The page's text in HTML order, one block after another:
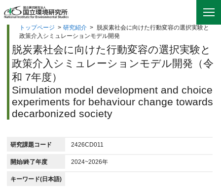
トップページ > 研究紹介 >
脱炭素社会に向けた行動変容の選択実験と
政策介入シミュレーションモデル開発
脱炭素社会に向けた行動変容の選択実験と
政策介入シミュレーションモデル開発（令
和 7年度）
Simulation model development and choice
experiments for behaviour change towards
decarbonized society
研究課題コード 2426CD011
開始/終了年度 2024~2026年
キーワード(日本語)